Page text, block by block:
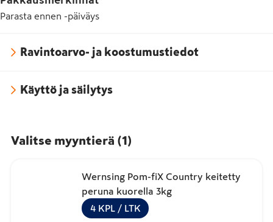
Parasta ennen -päiväys
Ravintoarvo- ja koostumustiedot
Käyttö ja säilytys
Valitse myyntierä (1)
Wernsing Pom-fiX Country keitetty
peruna kuorella 3kg
4 KPL / LTK